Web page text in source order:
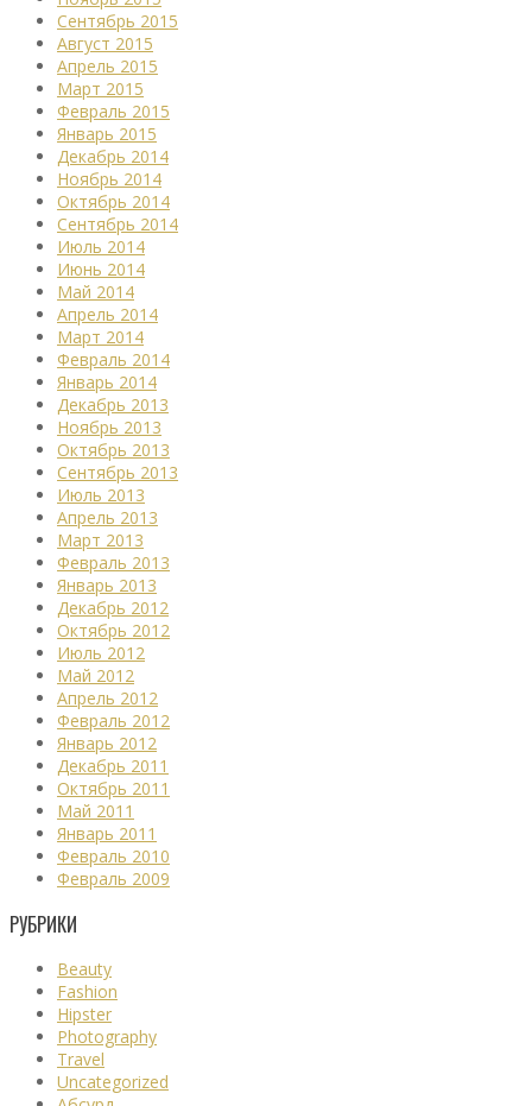
Сентябрь 2015
Август 2015
Апрель 2015
Март 2015
Февраль 2015
Январь 2015
Декабрь 2014
Ноябрь 2014
Октябрь 2014
Сентябрь 2014
Июль 2014
Июнь 2014
Май 2014
Апрель 2014
Март 2014
Февраль 2014
Январь 2014
Декабрь 2013
Ноябрь 2013
Октябрь 2013
Сентябрь 2013
Июль 2013
Апрель 2013
Март 2013
Февраль 2013
Январь 2013
Декабрь 2012
Октябрь 2012
Июль 2012
Май 2012
Апрель 2012
Февраль 2012
Январь 2012
Декабрь 2011
Октябрь 2011
Май 2011
Январь 2011
Февраль 2010
Февраль 2009
РУБРИКИ
Beauty
Fashion
Hipster
Photography
Travel
Uncategorized